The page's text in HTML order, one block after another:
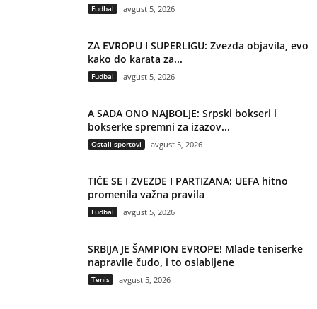
Fudbal avgust 5, 2026
ZA EVROPU I SUPERLIGU: Zvezda objavila, evo
kako do karata za...
Fudbal avgust 5, 2026
A SADA ONO NAJBOLJE: Srpski bokseri i
bokserke spremni za izazov...
Ostali sportovi avgust 5, 2026
TIČE SE I ZVEZDE I PARTIZANA: UEFA hitno
promenila važna pravila
Fudbal avgust 5, 2026
SRBIJA JE ŠAMPION EVROPE! Mlade teniserke
napravile čudo, i to oslabljene
Tenis avgust 5, 2026